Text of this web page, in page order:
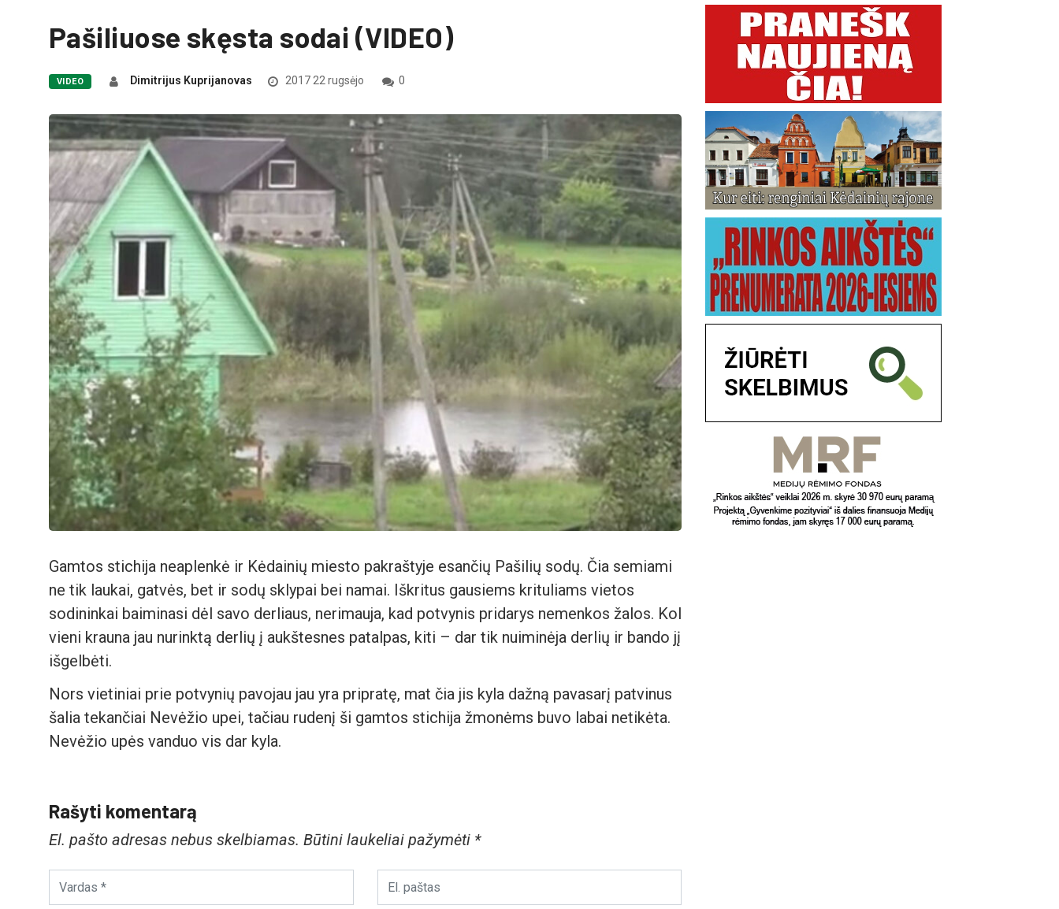
Pašiliuose skęsta sodai (VIDEO)
VIDEO Dimitrijus Kuprijanovas 2017 22 rugsėjo 0
Gamtos stichija neaplenkė ir Kėdainių miesto pakraštyje esančių Pašilių sodų. Čia semiami
ne tik laukai, gatvės, bet ir sodų sklypai bei namai. Iškritus gausiems krituliams vietos
sodininkai baiminasi dėl savo derliaus, nerimauja, kad potvynis pridarys nemenkos žalos. Kol
vieni krauna jau nurinktą derlių į aukštesnes patalpas, kiti – dar tik nuiminėja derlių ir bando jį
išgelbėti.
Nors vietiniai prie potvynių pavojau jau yra pripratę, mat čia jis kyla dažną pavasarį patvinus
šalia tekančiai Nevėžio upei, tačiau rudenį ši gamtos stichija žmonėms buvo labai netikėta.
Nevėžio upės vanduo vis dar kyla.
Rašyti komentarą
El. pašto adresas nebus skelbiamas. Būtini laukeliai pažymėti *